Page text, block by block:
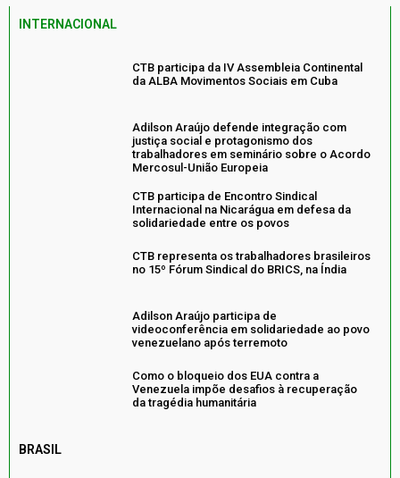
INTERNACIONAL
CTB participa da IV Assembleia Continental
da ALBA Movimentos Sociais em Cuba
Adilson Araújo defende integração com
justiça social e protagonismo dos
trabalhadores em seminário sobre o Acordo
Mercosul-União Europeia
CTB participa de Encontro Sindical
Internacional na Nicarágua em defesa da
solidariedade entre os povos
CTB representa os trabalhadores brasileiros
no 15º Fórum Sindical do BRICS, na Índia
Adilson Araújo participa de
videoconferência em solidariedade ao povo
venezuelano após terremoto
Como o bloqueio dos EUA contra a
Venezuela impõe desafios à recuperação
da tragédia humanitária
BRASIL